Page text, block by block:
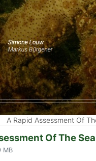
A Rapid Assessment Of
Of The